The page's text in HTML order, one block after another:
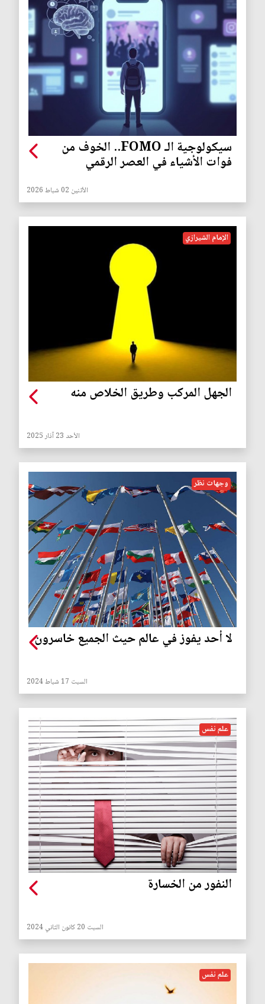
سيكولوجية الـ FOMO.. الخوف من
فوات الأشياء في العصر الرقمي
الأثنين 02 شباط 2026
الإمام الشيرازي
الجهل المركب وطريق الخلاص منه
الأحد 23 آذار 2025
وجهات نظر
لا أحد يفوز في عالم حيث الجميع خاسرون
السبت 17 شباط 2024
علم نفس
النفور من الخسارة
السبت 20 كانون الثاني 2024
علم نفس